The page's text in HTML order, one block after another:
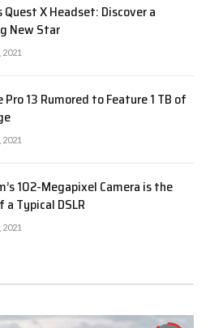
Quest X Headset: Discover a
New Star
Pro 13 Rumored to Feature 1 TB of
102-Megapixel Camera is the
a Typical DSLR